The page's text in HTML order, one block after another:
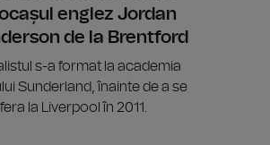
englez Jordan
de la Brentford
s-a format la academia
Sunderland, înainte de a se
la Liverpool în 2011.